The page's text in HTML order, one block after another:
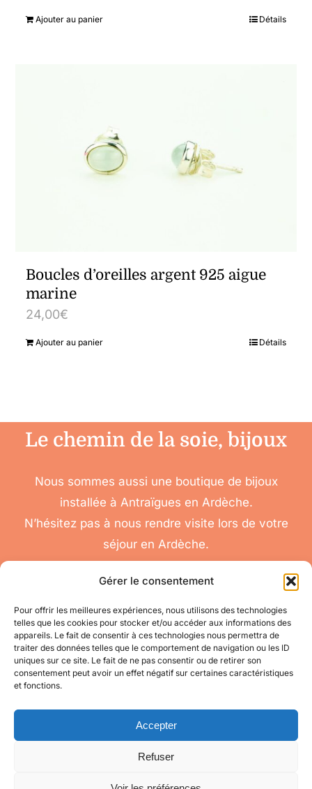
Gérer le consentement
Pour offrir les meilleures expériences, nous utilisons des technologies
telles que les cookies pour stocker et/ou accéder aux informations des
appareils. Le fait de consentir à ces technologies nous permettra de
traiter des données telles que le comportement de navigation ou les ID
uniques sur ce site. Le fait de ne pas consentir ou de retirer son
consentement peut avoir un effet négatif sur certaines caractéristiques
et fonctions.
Accepter
Refuser
Ajouter au panier Détails
Boucles d’oreilles argent 925 aigue
marine
24,00€
Ajouter au panier Détails
Le chemin de la soie, bijoux
Nous sommes aussi une boutique de bijoux
installée à Antraïgues en Ardèche.
N’hésitez pas à nous rendre visite lors de votre
séjour en Ardèche.
nous
contacter
pour toute question
Toggle
Navigation
Accéder à mon compte
Conditions
Générales de Vente